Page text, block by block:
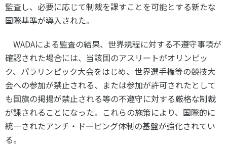
監査し、必要に応じて制裁を課すことを可能とする新たな
国際基準が導入された。
WADAによる監査の結果、世界規程に対する不遵守事項が
確認された場合には、当該国のアスリートがオリンピッ
ク、パラリンピック大会をはじめ、世界選手権等の競技大
会への参加が禁止される、または参加が許可されたとして
も国旗の掲揚が禁止される等の不遵守に対する厳格な制裁
が課されることになった。これらの施策により、国際的に
統一されたアンチ・ドーピング体制の基盤が強化されてい
る。